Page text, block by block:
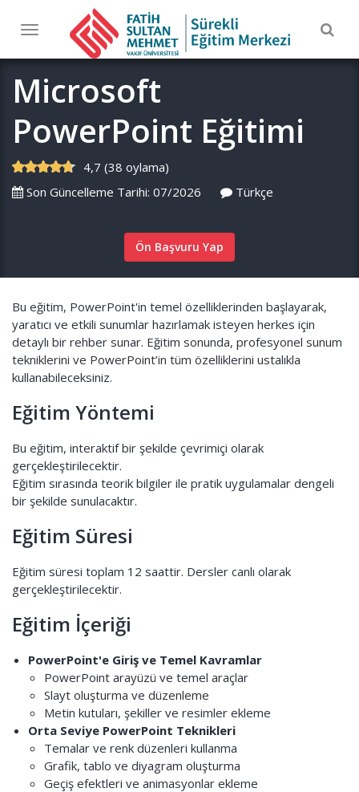
Toggle
navigation
Microsoft
PowerPoint Eğitimi
4,7 (38 oylama)
Son Güncelleme Tarihi: 07/2026
Türkçe
Ön Başvuru Yap
Bu eğitim, PowerPoint'in temel özelliklerinden başlayarak,
yaratıcı ve etkili sunumlar hazırlamak isteyen herkes için
detaylı bir rehber sunar. Eğitim sonunda, profesyonel sunum
tekniklerini ve PowerPoint’in tüm özelliklerini ustalıkla
kullanabileceksiniz.
Eğitim Yöntemi
Bu eğitim, interaktif bir şekilde çevrimiçi olarak
gerçekleştirilecektir.
Eğitim sırasında teorik bilgiler ile pratik uygulamalar dengeli
bir şekilde sunulacaktır.
Eğitim Süresi
Eğitim süresi toplam 12 saattir. Dersler canlı olarak
gerçekleştirilecektir.
Eğitim İçeriği
PowerPoint'e Giriş ve Temel Kavramlar
PowerPoint arayüzü ve temel araçlar
Slayt oluşturma ve düzenleme
Metin kutuları, şekiller ve resimler ekleme
Orta Seviye PowerPoint Teknikleri
Temalar ve renk düzenleri kullanma
Grafik, tablo ve diyagram oluşturma
Geçiş efektleri ve animasyonlar ekleme